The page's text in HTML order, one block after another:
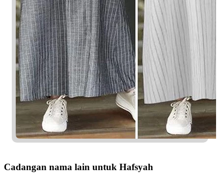
Cadangan nama lain untuk Hafsyah